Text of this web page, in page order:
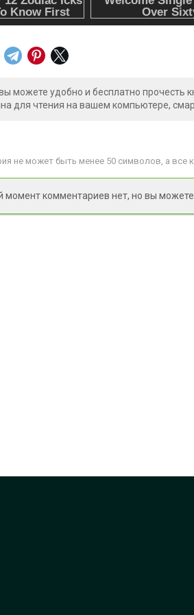
можете удобно и бесплатно прочесть
для чтения на вашем компьютере,
не может быть менее 50 символов, а все
момент комментариев нет, но вы